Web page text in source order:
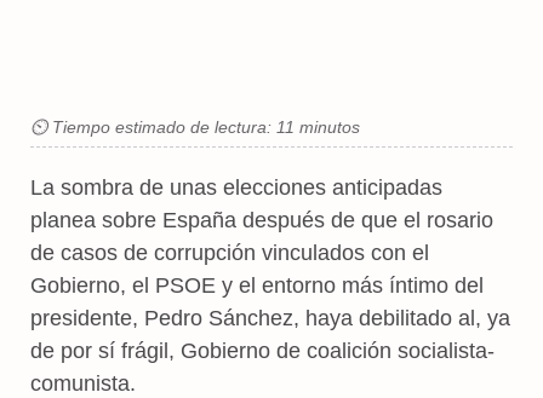
⏲ Tiempo estimado de lectura: 11 minutos
La sombra de unas elecciones anticipadas
planea sobre España después de que el rosario
de casos de corrupción vinculados con el
Gobierno, el PSOE y el entorno más íntimo del
presidente, Pedro Sánchez, haya debilitado al, ya
de por sí frágil, Gobierno de coalición socialista-
comunista.